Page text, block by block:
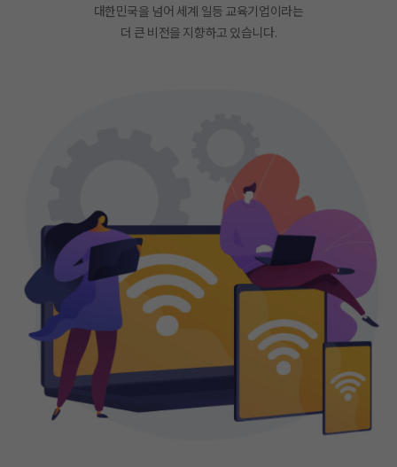
대한민국을 넘어 세계 일등 교육기업이라는
더 큰 비전을 지향하고 있습니다.